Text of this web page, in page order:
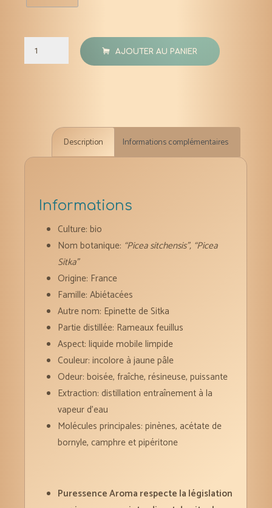
quantité
de
essentielle
bio
AJOUTER AU PANIER
Description Informations complémentaires
Informations
Culture: bio
Nom botanique: “Picea sitchensis”, “Picea
Sitka”
Origine: France
Famille: Abiétacées
Autre nom: Epinette de Sitka
Partie distillée: Rameaux feuillus
Aspect: liquide mobile limpide
Couleur: incolore à jaune pâle
Odeur: boisée, fraîche, résineuse, puissante
Extraction: distillation entraînement à la
vapeur d’eau
Molécules principales: pinènes, acétate de
bornyle, camphre et pipéritone
Puressence Aroma respecte la législation